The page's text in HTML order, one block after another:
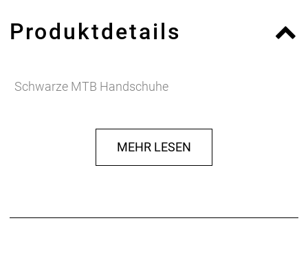
Produktdetails
Schwarze MTB Handschuhe
MEHR LESEN